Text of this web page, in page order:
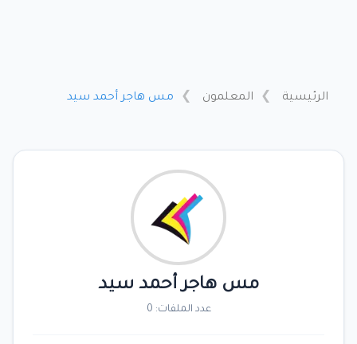
الرئيسية المعلمون مس هاجر أحمد سيد
مس هاجر أحمد سيد
عدد الملفات: 0